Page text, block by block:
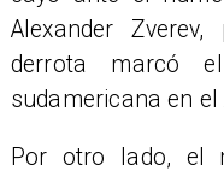
Alexander
derrota marcó
sudamericana en
Por otro lado, el